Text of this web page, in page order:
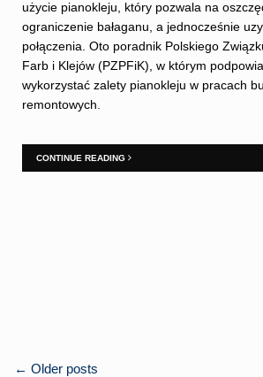
użycie pianokleju, który pozwala na
ograniczenie bałaganu, a jednocześnie
połączenia. Oto poradnik Polskiego
Farb i Klejów (PZPFiK), w którym
wykorzystać zalety pianokleju w pracach
remontowych.
CONTINUE READING
POSTS
← Older posts